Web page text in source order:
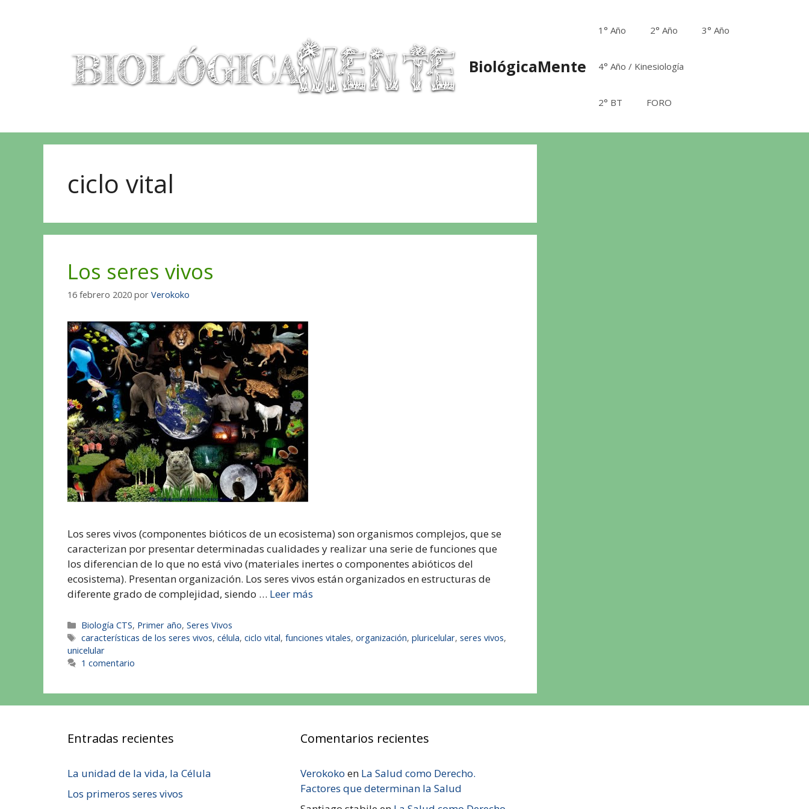
BiológicaMente
1° Año 2° Año 3° Año
4° Año / Kinesiología
2° BT FORO
ciclo vital
Los seres vivos
16 febrero 2020 por Verokoko
Los seres vivos (componentes bióticos de un ecosistema) son organismos complejos, que se
caracterizan por presentar determinadas cualidades y realizar una serie de funciones que
los diferencian de lo que no está vivo (materiales inertes o componentes abióticos del
ecosistema). Presentan organización. Los seres vivos están organizados en estructuras de
diferente grado de complejidad, siendo … Leer más
Biología CTS, Primer año,Seres Vivos
características de los seres vivos,célula,ciclo vital,funciones vitales,organización,pluricelular,seres vivos,
unicelular
1 comentario
Entradas recientes
La unidad de la vida, la Célula
Los primeros seres vivos
Comentarios recientes
Verokoko en La Salud como Derecho.
Factores que determinan la Salud